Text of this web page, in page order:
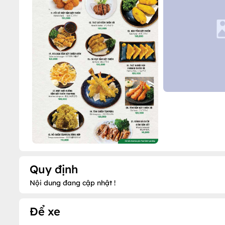
Quy định
Nội dung đang cập nhật !
Để xe